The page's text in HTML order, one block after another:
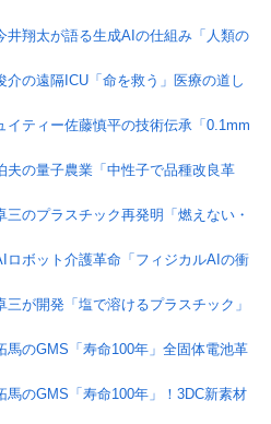
井翔太が語る生成AIの仕組み「人類の
介の遠隔ICU「命を救う」医療の道し
イティー佐藤慎平の技術伝承「0.1mm
夫の量子農業「中性子で品種改良革
三のプラスチック再発明「燃えない・
ロボット介護革命「フィジカルAIの衝
三が開発「塩で溶けるプラスチック」
馬のGMS「寿命100年」全固体電池革
馬のGMS「寿命100年」！3DC新素材